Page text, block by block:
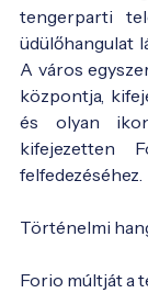
tengerparti
üdülőhangulat
A város
központja,
és olyan
kifejezetten
felfedezéséhez.
Történelmi
Forio múltját a